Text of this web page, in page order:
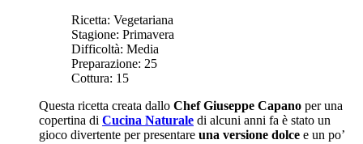
Ricetta: Vegetariana
Stagione: Primavera
Difficoltà: Media
Preparazione: 25
Cottura: 15
Questa ricetta creata dallo Chef Giuseppe Capano per una
copertina di Cucina Naturale di alcuni anni fa è stato un
gioco divertente per presentare una versione dolce e un po’